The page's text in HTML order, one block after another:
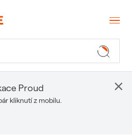
Proud
kliknutí z mobilu.
×